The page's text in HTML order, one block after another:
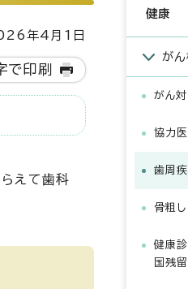
年4月1日
で印刷
えて歯科
健康
がん
がん
協力
歯周
骨粗
健康診
国残